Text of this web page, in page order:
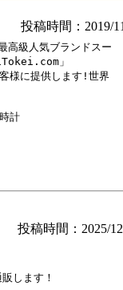
投稿時間：2019/
高級人気ブランドスー
」
様に提供します!世界
計
投稿時間：2025/
します！